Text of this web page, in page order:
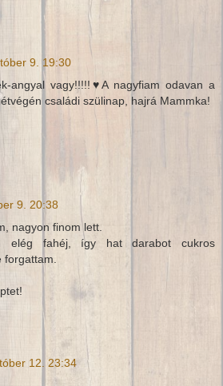
9. 19:30
angyal vagy!!!!!♥A nagyfiam odavan a
családi szülinap, hajrá Mammka!
9. 20:38
nagyon finom lett.
elég fahéj, így hat darabot cukros
12. 23:34